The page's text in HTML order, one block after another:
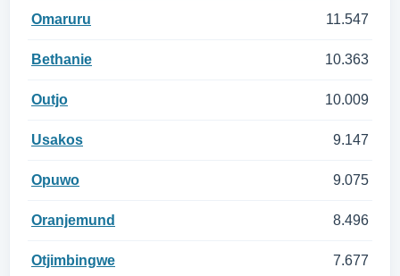
Omaruru 11.547
Bethanie 10.363
Outjo 10.009
Usakos 9.147
Opuwo 9.075
Oranjemund 8.496
Otjimbingwe 7.677